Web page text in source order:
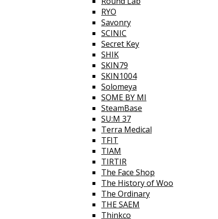
RYO
Savonry
SCINIC
Secret Key
SHIK
SKIN79
SKIN1004
Solomeya
SOME BY MI
SteamBase
SU:M 37
Terra Medical
TFIT
TIAM
TIRTIR
The Face Shop
The History of Woo
The Ordinary
THE SAEM
Thinkco